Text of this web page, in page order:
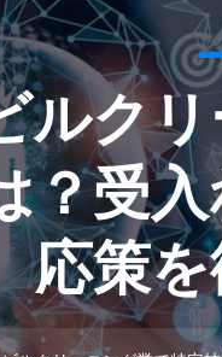
ルク
？受
応策